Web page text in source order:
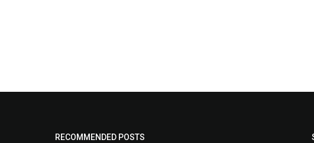
RECOMMENDED POSTS